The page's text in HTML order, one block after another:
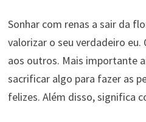
Sonhar com renas a sair da
valorizar o seu verdadeiro eu.
aos outros. Mais importante
sacrificar algo para fazer as
felizes. Além disso, significa